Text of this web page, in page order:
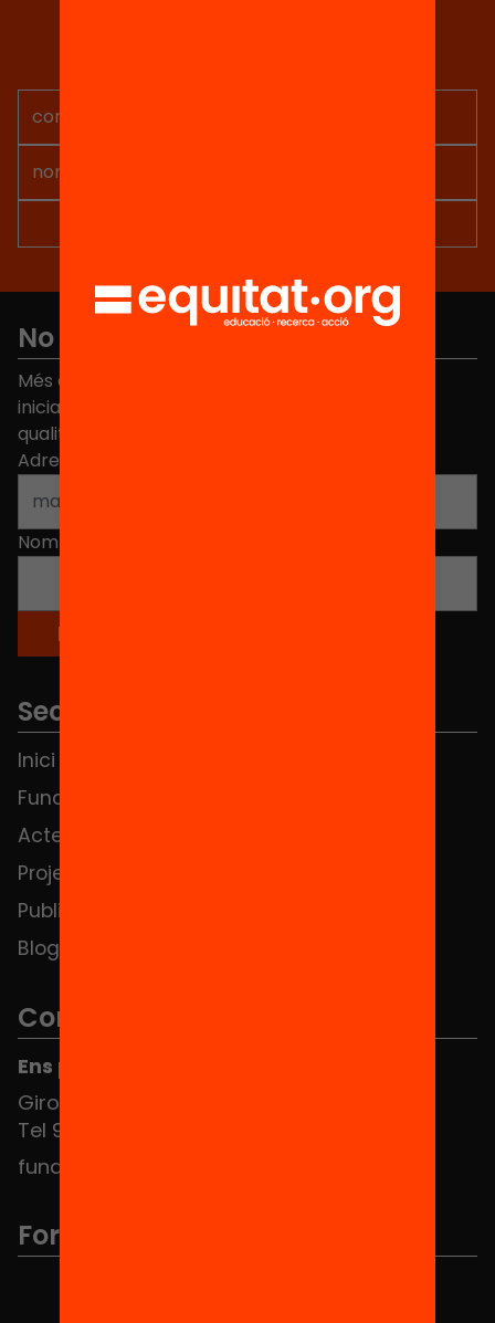
No et perdis res
Més de 40.000 persones ja han triat Equitat. Rep
iniciatives, propostes i projectes per millorar la
qualitat de l'educació a Catalunya.
Adreça electrònica
Nom
Seccions
Inici
Fundació
Actes
Projectes
Publicacions i vídeos
Blog
Contacte
Ens pots trobar al Hub Social
Girona 34, interior 08010 Barcelona
Tel 934 588 700
fundacio@equitat.org
Formem part de...